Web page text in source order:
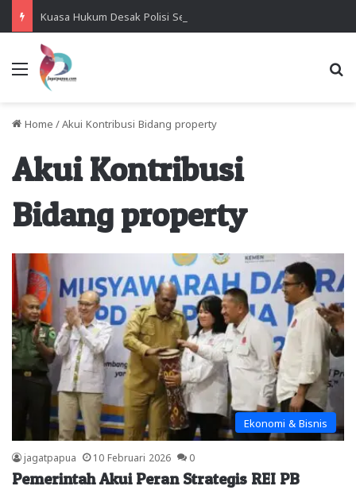
Menu
Home / Akui Kontribusi Bidang property
Akui Kontribusi
Bidang property
Ekonomi & Bisnis
jagatpapua 10 Februari 2026 0
Pemerintah Akui Peran Strategis REI PB